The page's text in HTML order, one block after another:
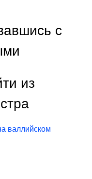
с
из
валлийском